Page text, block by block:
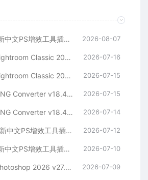
免费下载Win版最新中文PS增效工具插件Adobe Camera Raw 2026 ACR v18.5.0 摄影后期一键安装包预设Lrc照片文件文档格式打开处理编辑 2026-08-07
免费下载Adobe Lightroom Classic 2026 v15.4.1 for Mac多国语言版中文LrC软件激活安装包摄影后期照片图片编辑工具 2026-07-16
免费下载Adobe Lightroom Classic 2026 v15.4.1 for win多国语言版中文LrC软件激活安装包摄影后期照片图片编辑工具 2026-07-15
免费下载Adobe DNG Converter v18.4.1 for Mac多国语言中文版安装包图片RAW相机照片格式转换器Lrc数字负片PS插件软件工具 2026-07-15
免费下载Adobe DNG Converter v18.4.1 for Win多国语言中文版安装包图片RAW相机照片格式转换器Lrc数字负片PS插件软件工具 2026-07-14
免费下载Mac版最新中文PS增效工具插件Adobe Camera Raw 2026 ACR v18.4.1 摄影后期一键安装包预设Lrc照片文件文档格式打开处理编辑 2026-07-12
免费下载Win版最新中文PS增效工具插件Adobe Camera Raw 2026 ACR v18.4.1 摄影后期一键安装包预设Lrc照片文件文档格式打开处理编辑 2026-07-10
免费下载Adobe Photoshop 2026 v27.8.0.13 for MAC多国语言版正式中文最新PS软件激活一键安装包Ai智能修图设计师平面设计工具 2026-07-09